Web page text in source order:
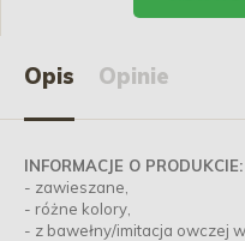
Opis Opinie
INFORMACJE O PRODUKCIE:
- zawieszane,
- różne kolory,
- z bawełny/imitacja owczej